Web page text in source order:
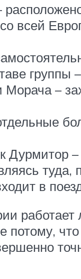
всей
Морача –
Дурмитор
туда,
в